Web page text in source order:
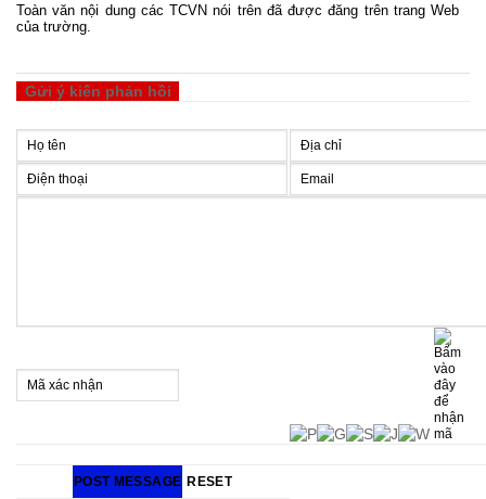
Toàn văn nội dung các TCVN nói trên đã được đăng trên trang Web
của trường.
Gửi ý kiến phản hồi